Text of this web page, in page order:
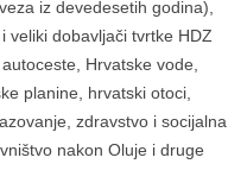
iz devedesetih godina),
veliki dobavljači tvrtke HDZ
Hrvatske vode,
planine, hrvatski otoci,
zdravstvo i socijalna
nakon Oluje i druge